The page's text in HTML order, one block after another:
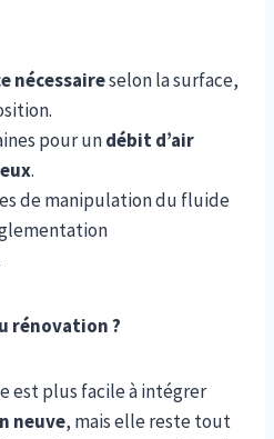
nécessaireselon la surface,
pour undébit d’air
.
de manipulation du fluide
rénovation ?
est plus facile à intégrer
neuve, mais elle reste tout